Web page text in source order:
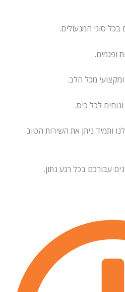
בכל סוגי המנעולים.
ופגמים.
מכל הלב.
לכל כיס.
ותמיד ניתן את השירות הטוב